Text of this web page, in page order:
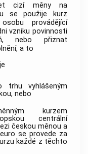
cizí měny na
se použije kurz
provádějící
vzniku povinnosti
nebo přiznat
a to
trhu vyhlášeným
, nebo
kurzem
centrální
českou měnou a
se provede za
každé z těchto